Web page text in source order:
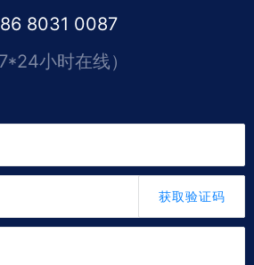
8031 0087
7*24小时在线）
获取验证码